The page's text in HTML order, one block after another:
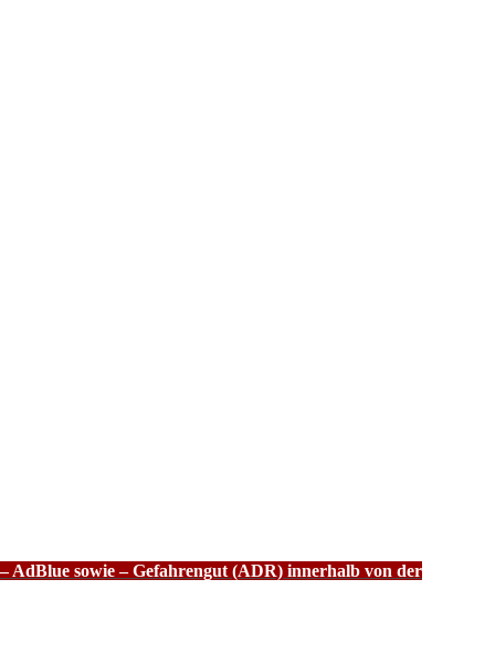
AdBlue sowie – Gefahrengut (ADR) innerhalb von der